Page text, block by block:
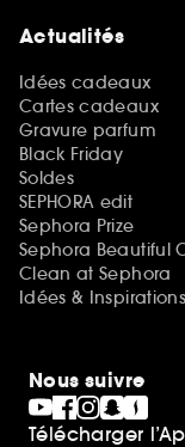
Actualités
Idées cadeaux
Cartes cadeaux
Gravure parfum
Black Friday
Soldes
SEPHORA edit
Sephora Prize
Sephora Beautiful
Clean at Sephora
Idées &
Nous suivre
Télécharger